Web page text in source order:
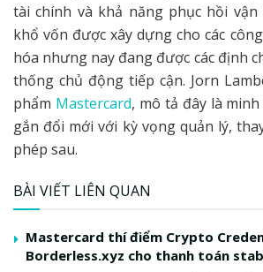
tài chính và khả năng phục hồi
khổ vốn được xây dựng cho các
hóa nhưng nay đang được các định
thống chủ động tiếp cận. Jorn
phẩm Mastercard, mô tả đây là
gắn đổi mới với kỳ vọng quản lý,
phép sau.
BÀI VIẾT LIÊN QUAN
Mastercard thí điểm Crypto
Borderless.xyz cho thanh toán